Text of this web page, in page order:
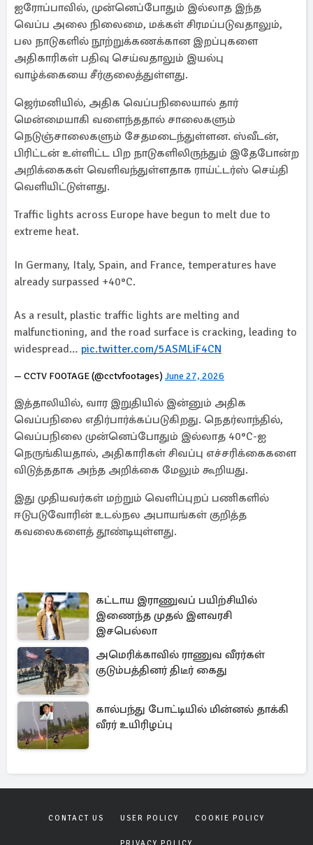
ஐரோப்பாவில், முன்னெப்போதும் இல்லாத இந்த
வெப்ப அலை நிலைமை, மக்கள் சிரமப்படுவதாலும்,
பல நாடுகளில் நூற்றுக்கணக்கான இறப்புகளை
அதிகாரிகள் பதிவு செய்வதாலும் இயல்பு
வாழ்க்கையை சீர்குலைத்துள்ளது.
ஜெர்மனியில், அதிக வெப்பநிலையால் தார்
மென்மையாகி வளைந்ததால் சாலைகளும்
நெடுஞ்சாலைகளும் சேதமடைந்துள்ளன. ஸ்வீடன்,
பிரிட்டன் உள்ளிட்ட பிற நாடுகளிலிருந்தும் இதேபோன்ற
அறிக்கைகள் வெளிவந்துள்ளதாக ராய்ட்டர்ஸ் செய்தி
வெளியிட்டுள்ளது.
Traffic lights across Europe have begun to melt due to
extreme heat.
In Germany, Italy, Spain, and France, temperatures have
already surpassed +40°C.
As a result, plastic traffic lights are melting and
malfunctioning, and the road surface is cracking, leading to
widespread… pic.twitter.com/5ASMLiF4CN
— CCTV FOOTAGE (@cctvfootages) June 27, 2026
இத்தாலியில், வார இறுதியில் இன்னும் அதிக
வெப்பநிலை எதிர்பார்க்கப்படுகிறது. நெதர்லாந்தில்,
வெப்பநிலை முன்னெப்போதும் இல்லாத 40°C-ஐ
நெருங்கியதால், அதிகாரிகள் சிவப்பு எச்சரிக்கைகளை
விடுத்ததாக அந்த அறிக்கை மேலும் கூறியது.
இது முதியவர்கள் மற்றும் வெளிப்புறப் பணிகளில்
ஈடுபடுவோரின் உடல்நல அபாயங்கள் குறித்த
கவலைகளைத் தூண்டியுள்ளது.
கட்டாய இராணுவப் பயிற்சியில்
இணைந்த முதல் இளவரசி
இசபெல்லா
அமெரிக்காவில் ராணுவ வீரர்கள்
குடும்பத்தினர் திடீர் கைது
கால்பந்து போட்டியில் மின்னல் தாக்கி
வீரர் உயிரிழப்பு
CONTACT US USER POLICY COOKIE POLICY